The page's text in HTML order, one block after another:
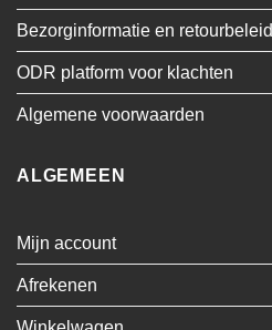
Bezorginformatie en retourbeleid
ODR platform voor klachten
Algemene voorwaarden
ALGEMEEN
Mijn account
Afrekenen